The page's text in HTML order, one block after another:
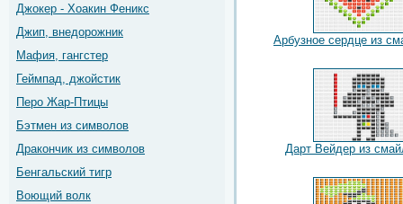
Джокер - Хоакин Феникс
Джип, внедорожник
Мафия, гангстер
Геймпад, джойстик
Перо Жар-Птицы
Бэтмен из символов
Дракончик из символов
Бенгальский тигр
Воющий волк
Арбузное сердце из
Дарт Вейдер из